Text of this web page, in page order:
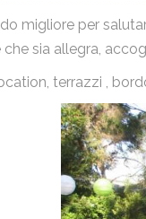
migliore per
che sia allegra,
terrazzi ,